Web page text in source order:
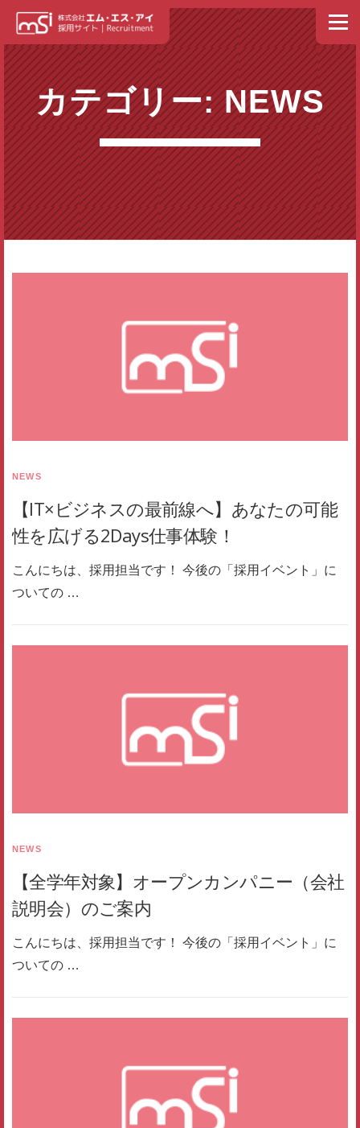
コンテンツへスキップ
メニュ
ホーム NEWS トップメッセージ 私たちの理念
エム・エス・アイ イズム 人材育成・社員教育 社員紹介
募集要項 福利厚生 スケジュール よくある質問
カテゴリー: NEWS
NEWS
【IT×ビジネスの最前線へ】あなたの可能
性を広げる2Days仕事体験！
こんにちは、採用担当です！ 今後の「採用イベント」に
ついての …
NEWS
【全学年対象】オープンカンパニー（会社
説明会）のご案内
こんにちは、採用担当です！ 今後の「採用イベント」に
ついての …